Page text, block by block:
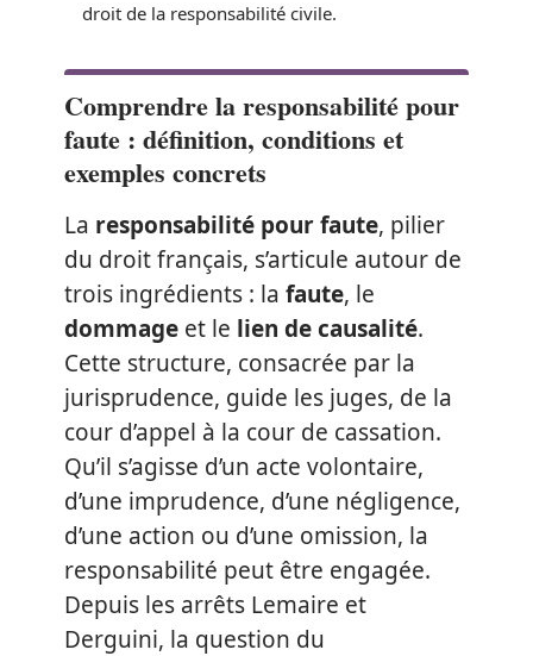
droit de la responsabilité civile.
Comprendre la responsabilité pour
faute : définition, conditions et
exemples concrets
La responsabilité pour faute, pilier
du droit français, s’articule autour de
trois ingrédients : la faute, le
dommage et le lien de causalité.
Cette structure, consacrée par la
jurisprudence, guide les juges, de la
cour d’appel à la cour de cassation.
Qu’il s’agisse d’un acte volontaire,
d’une imprudence, d’une négligence,
d’une action ou d’une omission, la
responsabilité peut être engagée.
Depuis les arrêts Lemaire et
Derguini, la question du